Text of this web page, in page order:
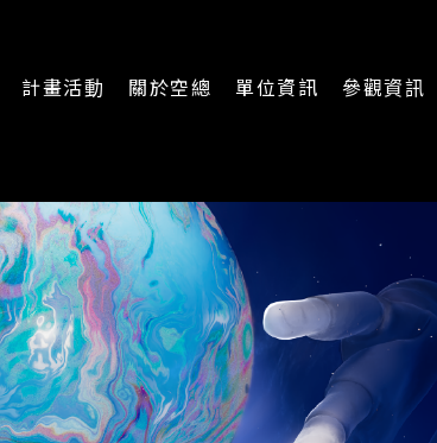
計畫活動
主題計畫
CREATORS
關於空總
組織架構
公開資訊
認識執行長
場地申請
加入我們
單位資訊 參觀資訊
交通與地圖
建築故事
導覽服務